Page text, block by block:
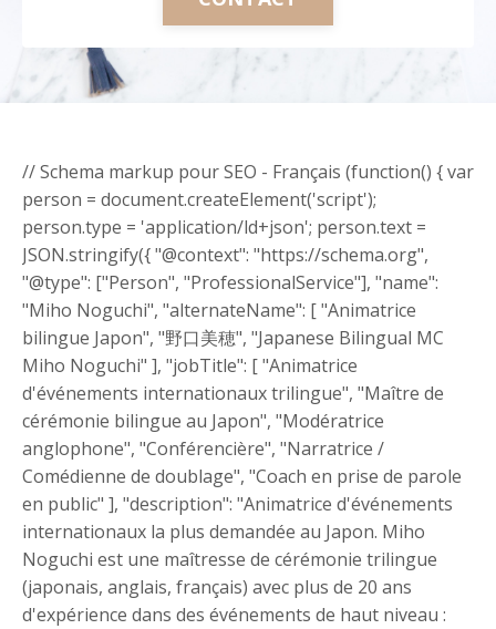
// Schema markup pour SEO - Français (function() { var
person = document.createElement('script');
person.type = 'application/ld+json'; person.text =
JSON.stringify({ "@context": "https://schema.org",
"@type": ["Person", "ProfessionalService"], "name":
"Miho Noguchi", "alternateName": [ "Animatrice
bilingue Japon", "野口美穂", "Japanese Bilingual MC
Miho Noguchi" ], "jobTitle": [ "Animatrice
d'événements internationaux trilingue", "Maître de
cérémonie bilingue au Japon", "Modératrice
anglophone", "Conférencière", "Narratrice /
Comédienne de doublage", "Coach en prise de parole
en public" ], "description": "Animatrice d'événements
internationaux la plus demandée au Japon. Miho
Noguchi est une maîtresse de cérémonie trilingue
(japonais, anglais, français) avec plus de 20 ans
d'expérience dans des événements de haut niveau :